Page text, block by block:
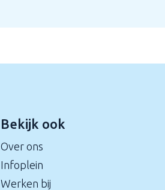
Bekijk ook
Over ons
Infoplein
Werken bij